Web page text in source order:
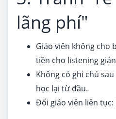
lãng phí"
Giáo viên không
tiền cho listening
Không có ghi chú
học lại từ đầu.
Đổi giáo viên liên